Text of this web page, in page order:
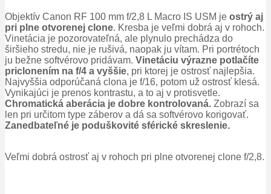
Objektív Canon RF 100 mm f/2,8 L Macro IS USM je ostrý aj
pri plne otvorenej clone. Kresba je veľmi dobrá aj v rohoch.
Vinetácia je pozorovateľná, ale plynulo prechádza do
širšieho stredu, nie je rušivá, naopak ju vítam. Pri portrétoch
ju bežne softvérovo pridávam. Vinetáciu výrazne potlačíte
priclonením na f/4 a vyššie, pri ktorej je ostrosť najlepšia.
Najvyššia odporúčaná clona je f/16, potom už ostrosť klesá.
Vynikajúci je prenos kontrastu, a to aj v protisvetle.
Chromatická aberácia je dobre kontrolovaná. Zobrazí sa
len pri určitom type záberov a dá sa softvérovo korigovať.
Zanedbateľné je poduškovité sférické skreslenie.
Veľmi dobrá ostrosť aj v rohoch pri plne otvorenej clone f/2,8.